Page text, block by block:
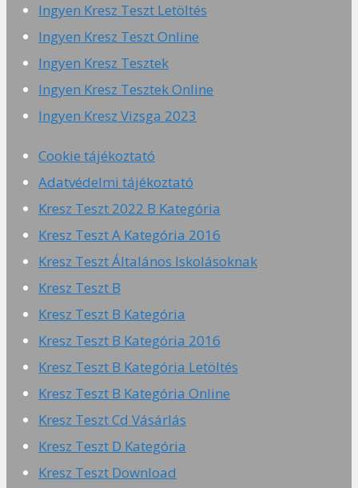
Ingyen Kresz Teszt Letöltés
Ingyen Kresz Teszt Online
Ingyen Kresz Tesztek
Ingyen Kresz Tesztek Online
Ingyen Kresz Vizsga 2023
Cookie tájékoztató
Adatvédelmi tájékoztató
Kresz Teszt 2022 B Kategória
Kresz Teszt A Kategória 2016
Kresz Teszt Általános Iskolásoknak
Kresz Teszt B
Kresz Teszt B Kategória
Kresz Teszt B Kategória 2016
Kresz Teszt B Kategória Letöltés
Kresz Teszt B Kategória Online
Kresz Teszt Cd Vásárlás
Kresz Teszt D Kategória
Kresz Teszt Download